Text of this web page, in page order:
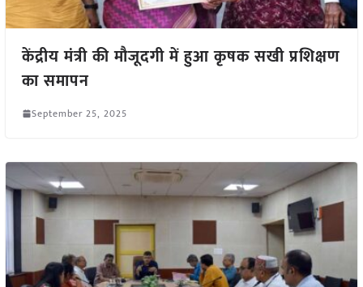
केंद्रीय मंत्री की मौजूदगी में हुआ कृषक सखी प्रशिक्षण
का समापन
September 25, 2025